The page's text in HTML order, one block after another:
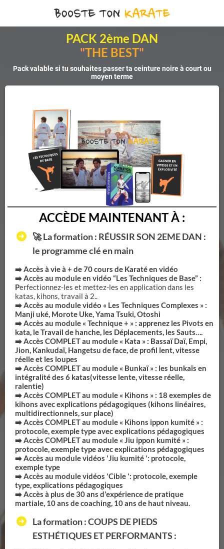
PACK 2ème DAN
"THE BEST"
Pack valable si tu souhaites passer ta ceinture noire à court ou
moyen terme
ACCÈDE MAINTENANT À :
🚀 La formation : RÉUSSIR SON 2EME DAN :
le programme clé en main
➡️ Accès à vie à + de 70 cours de Karaté en vidéo
➡️ Accès au module en vidéo “Les Techniques de Base” :
Perfectionnez-les et mettez-les en application dans les
katas, kihons, travail à 2..
➡️ Accès au module vidéo « Les Techniques Complexes » :
Manji uké, Morote Uke, Yama Tsuki, Otoshi
➡️ Accès au module « Technique + » : apprenez les Pivots en
kata, le Travail de hanche, les Déplacements, les Sauts….
➡️ Accès COMPLET au module « Kata » : Bassaï Daï, Empi,
Jion, Kankudaï, Hangetsu de face, de profil lent, vitesse
réelle et les loupes
➡️ Accès COMPLET au module « Bunkaï » : les bunkaïs en
intégralité des 6 katas(vitesse lente, vitesse réelle,
ralentie)
➡️ Accès COMPLET au module « Kihons » : 18 exemples de
kihons avec explications pédagogiques (kihons linéaires,
multidirectionnels, sur place)
➡️ Accès COMPLET au module « Kihons ippon kumité » :
protocole, exemple type avec explications pédagogiques
➡️ Accès COMPLET au module « Jiu ippon kumité » :
protocole, exemple type avec explications pédagogiques
➡️ Accès au module vidéos 'Jiu kumité ': protocole,
exemple type
➡️ Accès au module vidéos 'Cible ': protocole, exemple
type, explications pédagogiques
➡️ Accès à plus de 30 ans d'expérience de pratique
martiale, 10 ans de coaching, 10 ans de haut niveau.
La formation : COUPS DE PIEDS
ESTHÉTIQUES ET PERFORMANTS :